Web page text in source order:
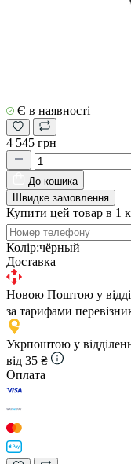
Є в наявності
4 545 грн
До кошика
Швидке замовлення
Купити цей товар в 1
Колір:чёрный
Доставка
Новою Поштою у
за тарифами
Укрпоштою у
від 35 ₴
Оплата